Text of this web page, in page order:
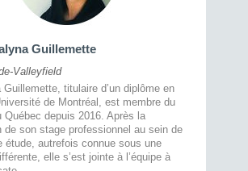
Guillemette
Valleyfield
Guillemette, titulaire d’un diplôme en
de Montréal, est membre du
Québec depuis 2016. Après la
de son stage professionnel au sein de
étude, autrefois connue sous une
elle s’est jointe à l’équipe à